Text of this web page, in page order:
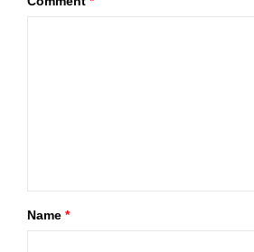
Name *